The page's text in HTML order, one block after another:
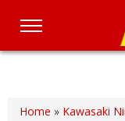
Salta
principale
Home » Kawasaki